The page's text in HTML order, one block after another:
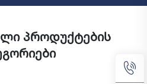
პროდუქტების